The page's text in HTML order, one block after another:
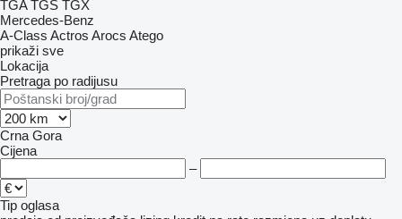
TGA TGS TGX
Mercedes-Benz
A-Class Actros Arocs Atego
prikaži sve
Lokacija
Pretraga po radijusu
Crna Gora
Cijena
–
Tip oglasa